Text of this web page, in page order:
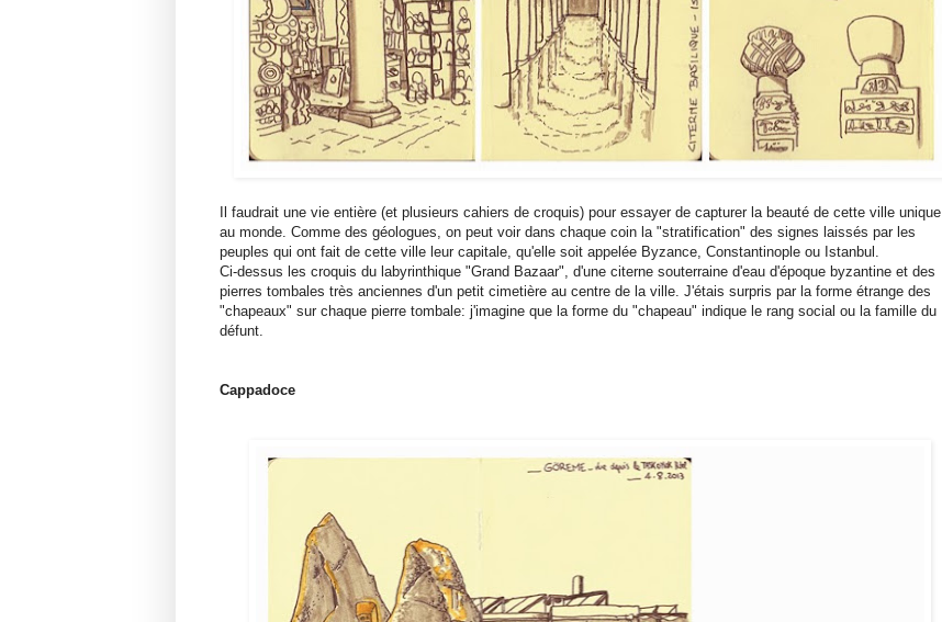
Il faudrait une vie entière (et plusieurs cahiers de croquis) pour essayer de capturer la beauté de cette ville unique
au monde. Comme des géologues, on peut voir dans chaque coin la "stratification" des signes laissés par les
peuples qui ont fait de cette ville leur capitale, qu'elle soit appelée Byzance, Constantinople ou Istanbul.
Ci-dessus les croquis du labyrinthique "Grand Bazaar", d'une citerne souterraine d'eau d'époque byzantine et des
pierres tombales très anciennes d'un petit cimetière au centre de la ville. J'étais surpris par la forme étrange des
"chapeaux" sur chaque pierre tombale: j'imagine que la forme du "chapeau" indique le rang social ou la famille du
défunt.
Cappadoce